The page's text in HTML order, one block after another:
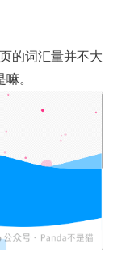
的词汇量并不大
。